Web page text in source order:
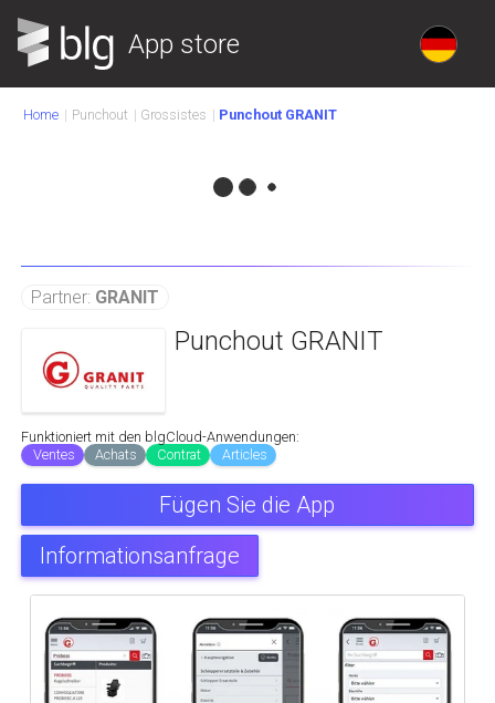
App store
Home Punchout Grossistes Punchout GRANIT
Partner: GRANIT
Punchout GRANIT
Funktioniert mit den blgCloud-Anwendungen:
Ventes
Achats Contrat Articles
Fügen Sie die App
Informationsanfrage